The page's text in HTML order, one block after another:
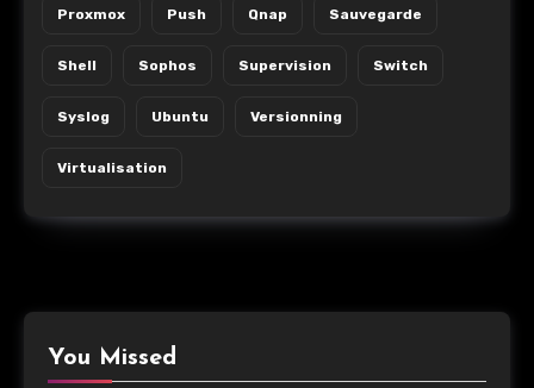
Proxmox Push Qnap Sauvegarde
Shell Sophos Supervision Switch
Syslog Ubuntu Versionning
Virtualisation
You Missed